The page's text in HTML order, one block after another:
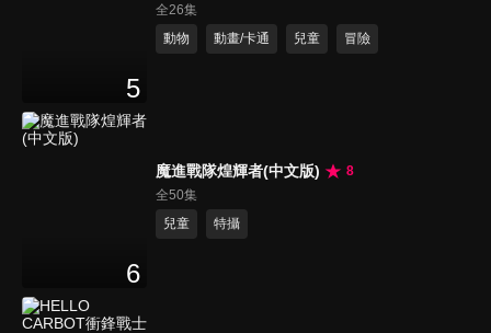
5
全26集
動物
動畫/卡通 兒童 冒險
6
魔進戰隊煌輝者(中文版)
8
全50集
兒童
特攝